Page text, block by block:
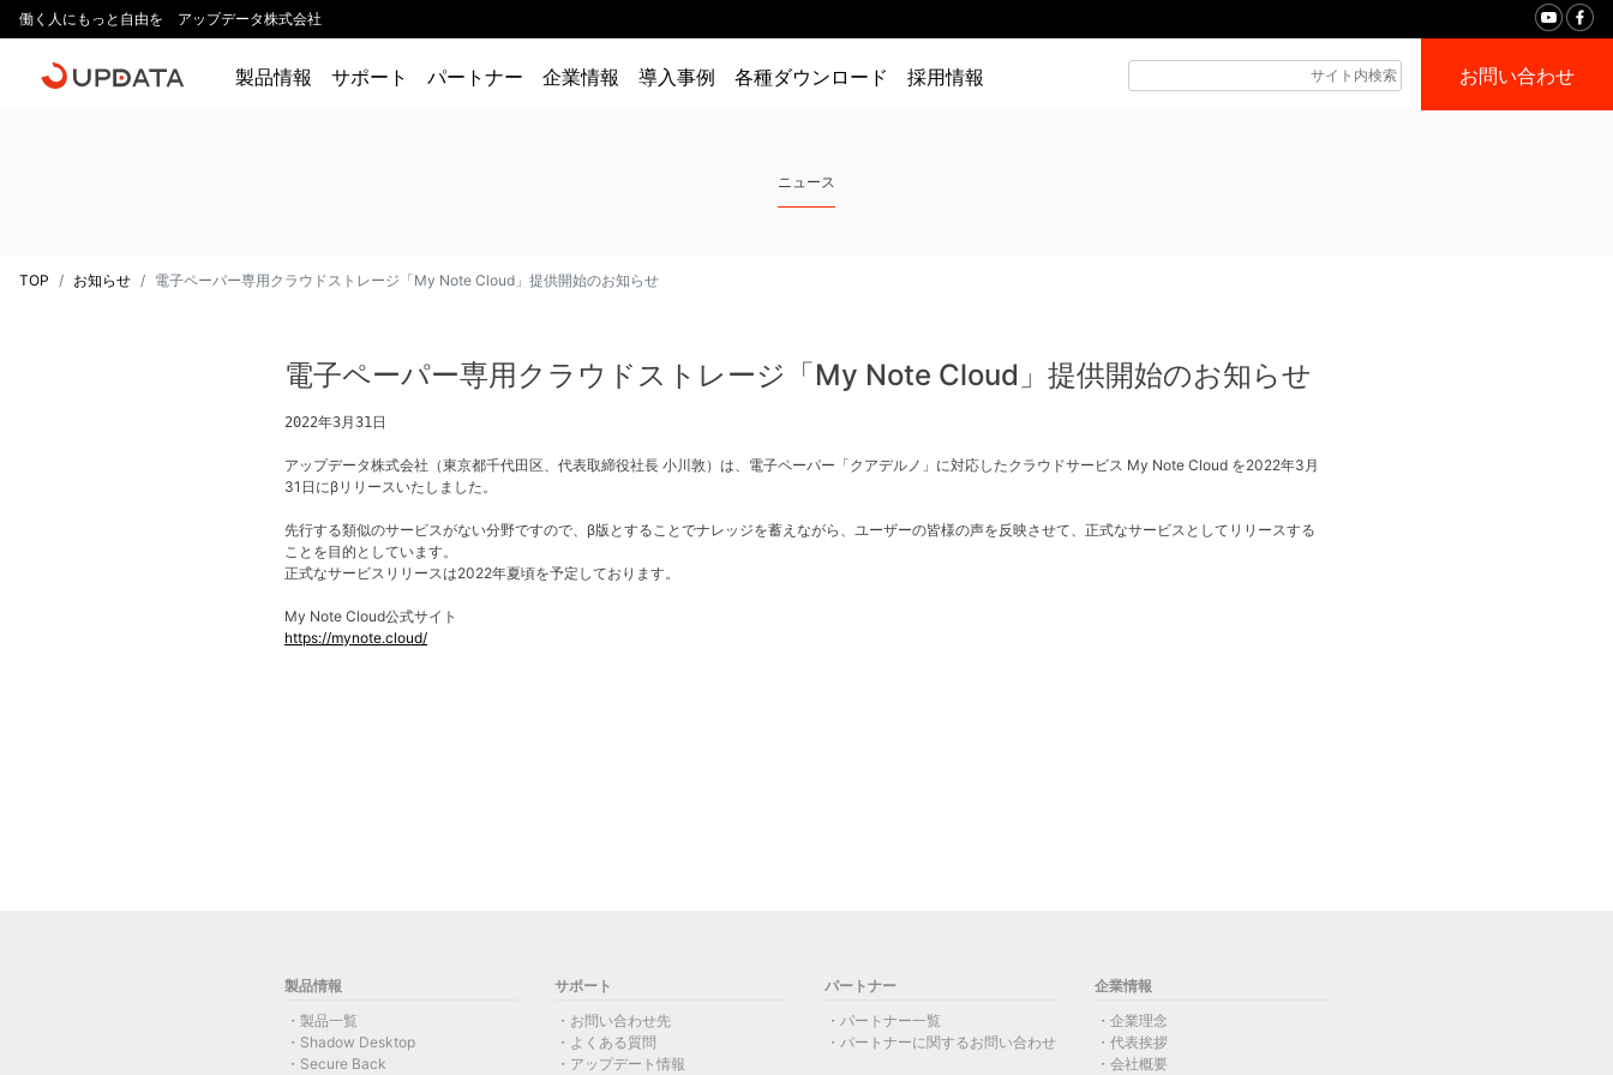
働く人にもっと自由を アップデータ株式会社
製品情報 サポート パートナー 企業情報 導入事例 各種ダウンロード 採用情報 お問い合わせ
ニュース
TOP お知らせ 電子ペーパー専用クラウドストレージ「My Note Cloud」提供開始のお知らせ
電子ペーパー専用クラウドストレージ「My Note Cloud」提供開始のお知らせ
2022年3月31日
アップデータ株式会社（東京都千代田区、代表取締役社長 小川敦）は、電子ペーパー「クアデルノ」に対応したクラウドサービス My Note Cloud を2022年3月
31日にβリリースいたしました。
先行する類似のサービスがない分野ですので、β版とすることでナレッジを蓄えながら、ユーザーの皆様の声を反映させて、正式なサービスとしてリリースする
ことを目的としています。
正式なサービスリリースは2022年夏頃を予定しております。
My Note Cloud公式サイト
https://mynote.cloud/
製品情報
製品一覧
Shadow Desktop
Secure Back
サポート
お問い合わせ先
よくある質問
アップデート情報
パートナー
パートナー一覧
パートナーに関するお問い合わせ
企業情報
企業理念
代表挨拶
会社概要